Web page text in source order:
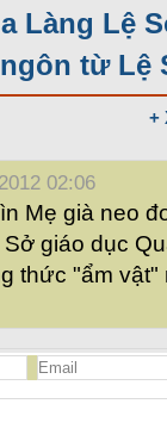
Làng Lệ
từ Lệ
+
02:06
Mẹ già neo
giáo dục
thức "ẩm vật"